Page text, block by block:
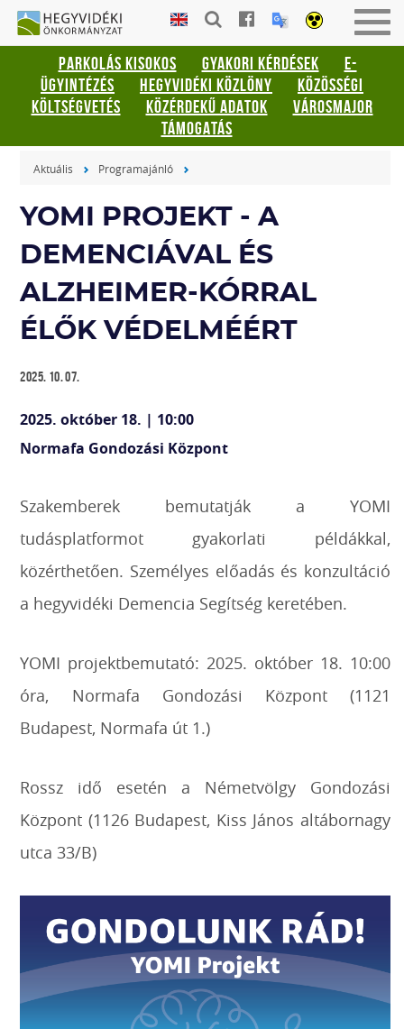
Gyorsbillentyűk
listája
Keresés:
"S"
Bejelentkezés:
be-
HEGYVIDÉKI
ÖNKORMÁNYZAT
PARKOLÁS KISOKOS GYAKORI KÉRDÉSEK
E-
ÜGYINTÉZÉS
HEGYVIDÉKI KÖZLÖNY
KÖZÖSSÉGI
KÖLTSÉGVETÉS
KÖZÉRDEKŰ ADATOK
VÁROSMAJOR
TÁMOGATÁS
Aktuális Programajánló
YOMI PROJEKT - A
DEMENCIÁVAL ÉS
ALZHEIMER-KÓRRAL
ÉLŐK VÉDELMÉÉRT
2025. 10. 07.
2025. október 18. | 10:00
Normafa Gondozási Központ
Szakemberek bemutatják a YOMI
tudásplatformot gyakorlati példákkal,
közérthetően. Személyes előadás és konzultáció
a hegyvidéki Demencia Segítség keretében.
YOMI projektbemutató: 2025. október 18. 10:00
óra, Normafa Gondozási Központ (1121
Budapest, Normafa út 1.)
Rossz idő esetén a Németvölgy Gondozási
Központ (1126 Budapest, Kiss János altábornagy
utca 33/B)